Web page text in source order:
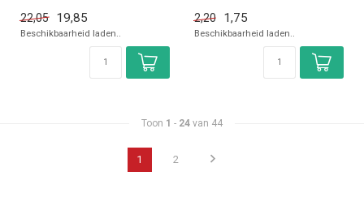
22,05 19,85
Beschikbaarheid laden..
2,20
1,75
Beschikbaarheid laden..
Toon 1 - 24 van 44
1 2